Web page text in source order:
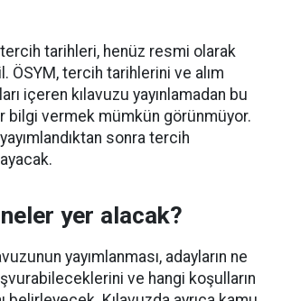
tarihleri, henüz resmi olarak
ÖSYM, tercih tarihlerini ve alım
içeren kılavuzu yayınlamadan bu
bilgi vermek mümkün görünmüyor.
sonra tercih
yer alacak?
yayımlanması, adayların ne
ve hangi koşulların